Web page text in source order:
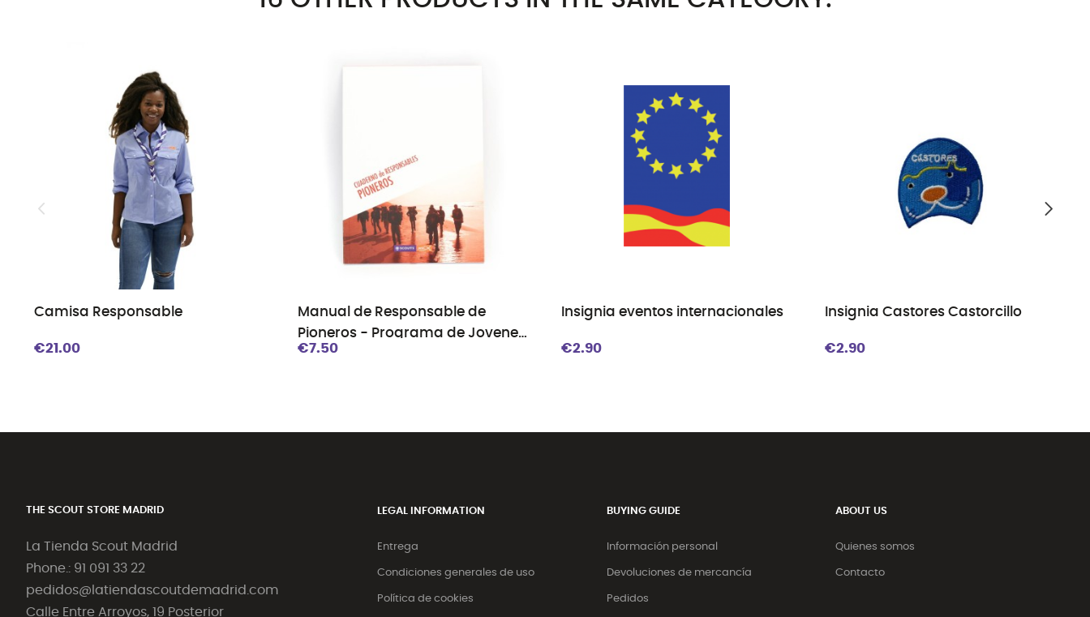
Camisa Responsable
€21.00
Manual de Responsable de
Pioneros - Programa de Jovenes
Scouts MSC
€7.50
Insignia eventos internacionales
€2.90
Insignia Castores Castorcillo
€2.90
THE SCOUT STORE MADRID
La Tienda Scout Madrid
Phone.: 91 091 33 22
pedidos@latiendascoutdemadrid.com
Calle Entre Arroyos, 19 Posterior
LEGAL INFORMATION
Entrega
Condiciones generales de uso
Política de cookies
BUYING GUIDE
Información personal
Devoluciones de mercancía
Pedidos
ABOUT US
Quienes somos
Contacto